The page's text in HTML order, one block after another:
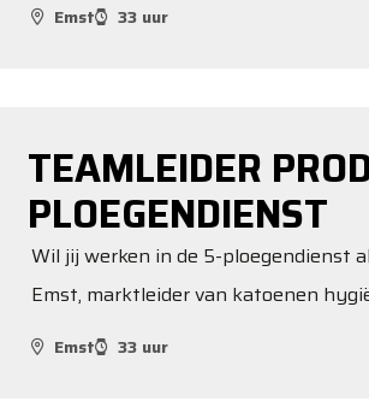
Emst 33 uur
TEAMLEIDER
PLOEGENDIENST
Wil jij werken in de 5-ploegendienst
Emst, marktleider van katoenen
Emst 33 uur